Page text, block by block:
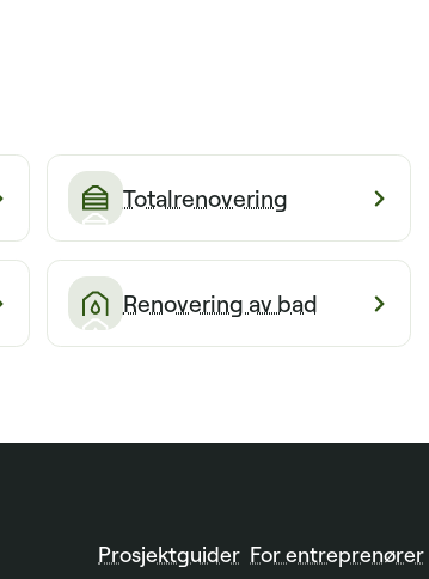
Totalrenovering
Renovering av bad
Prosjektguider For entreprenører